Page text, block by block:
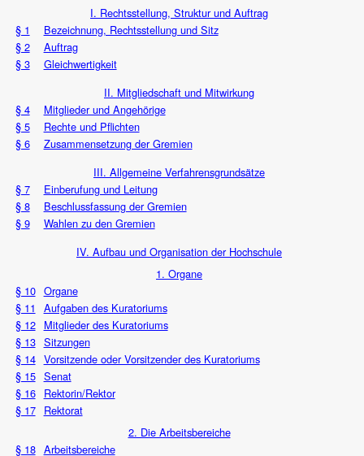
I. Rechtsstellung, Struktur und Auftrag
§ 1
Bezeichnung, Rechtsstellung und Sitz
§ 2
Auftrag
§ 3
Gleichwertigkeit
II. Mitgliedschaft und Mitwirkung
§ 4
Mitglieder und Angehörige
§ 5
Rechte und Pflichten
§ 6
Zusammensetzung der Gremien
III. Allgemeine Verfahrensgrundsätze
§ 7
Einberufung und Leitung
§ 8
Beschlussfassung der Gremien
§ 9
Wahlen zu den Gremien
IV. Aufbau und Organisation der Hochschule
1. Organe
§ 10 Organe
§ 11
Aufgaben des Kuratoriums
§ 12
Mitglieder des Kuratoriums
§ 13 Sitzungen
§ 14 Vorsitzende oder Vorsitzender des Kuratoriums
§ 15 Senat
§ 16
Rektorin/Rektor
§ 17
Rektorat
2. Die Arbeitsbereiche
§ 18 Arbeitsbereiche